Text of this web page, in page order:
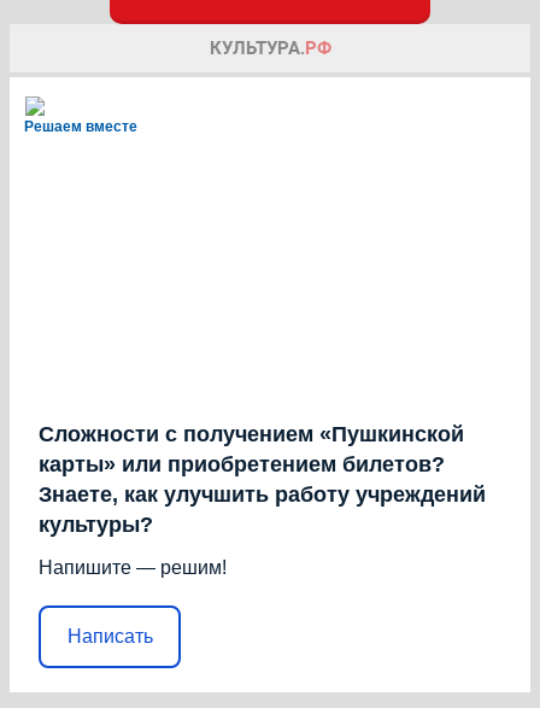
Решаем вместе
Сложности с получением «Пушкинской
карты» или приобретением билетов?
Знаете, как улучшить работу учреждений
культуры?
Напишите — решим!
Написать